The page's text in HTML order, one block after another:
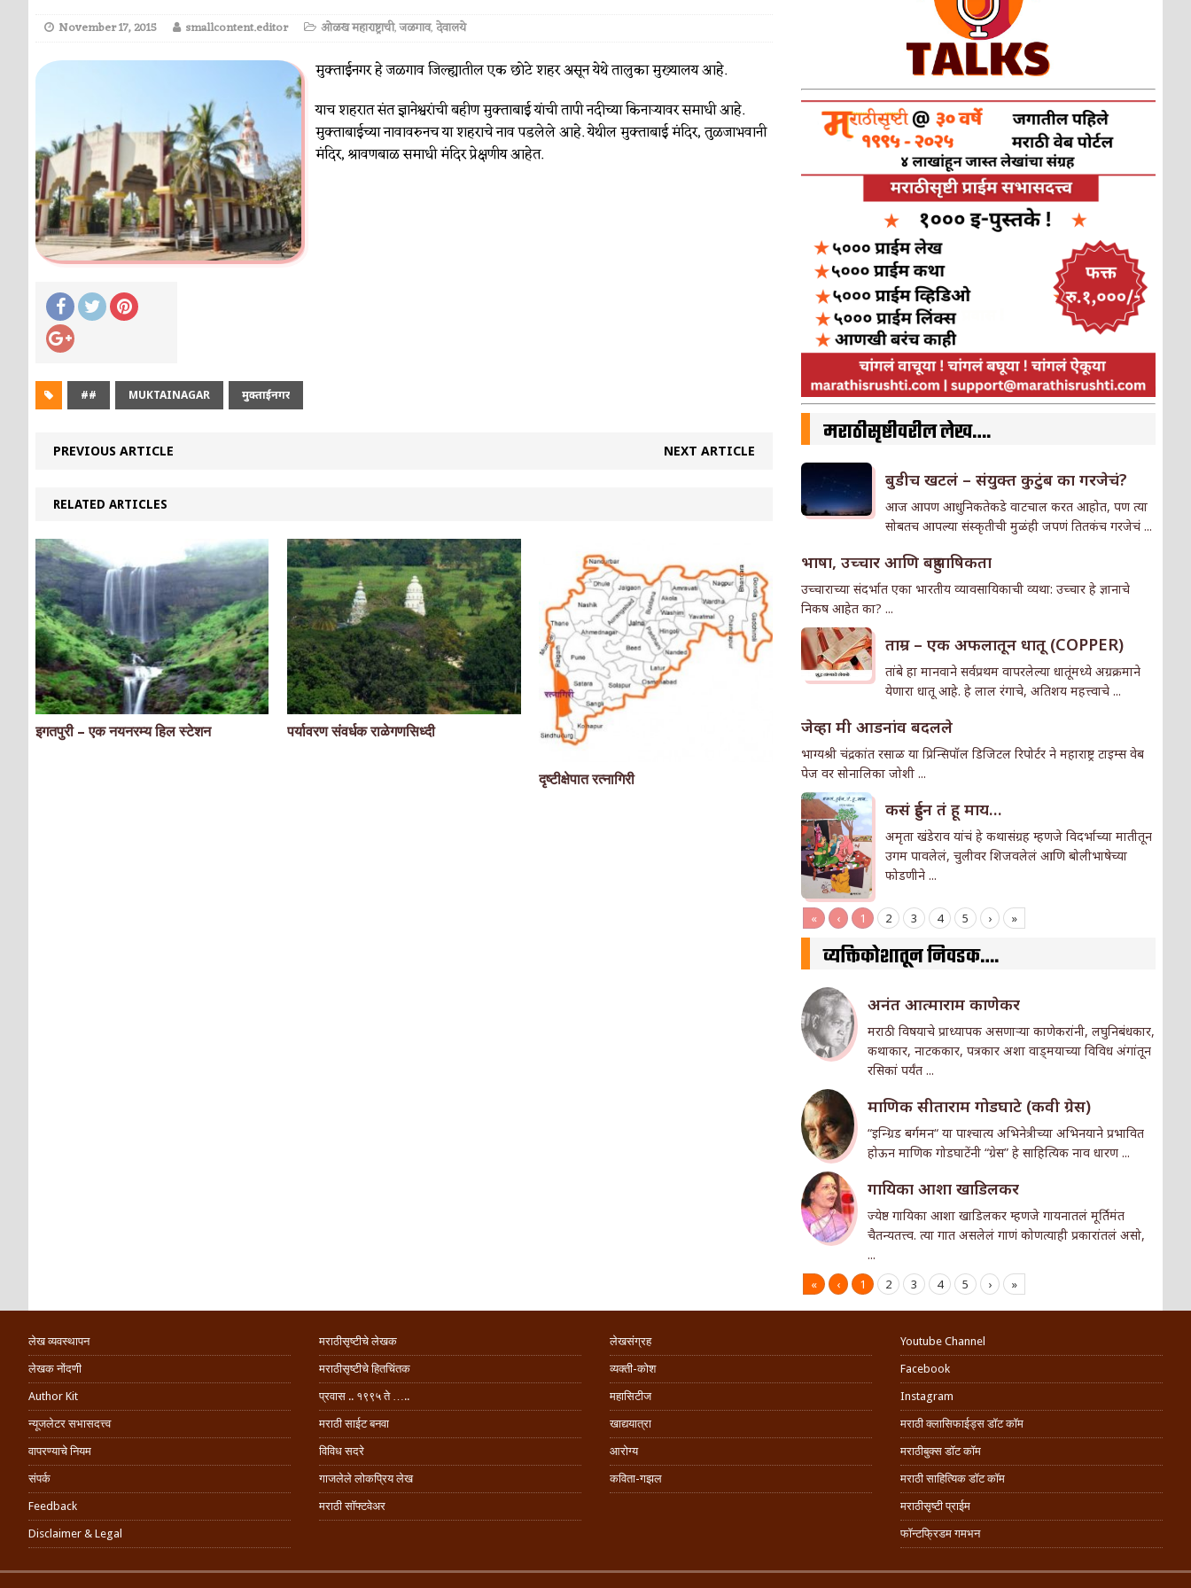
November 17, 2015 smallcontent.editor ओळख महाराष्ट्राची,जळगाव,देवालये
मुक्ताईनगर हे जळगाव जिल्ह्यातील एक छोटे शहर असून येथे तालुका मुख्यालय आहे.
याच शहरात संत ज्ञानेश्वरांची बहीण मुक्ताबाई यांची तापी नदीच्या किनार्‍यावर समाधी आहे.
मुक्ताबाईच्या नावावरुनच या शहराचे नाव पडलेले आहे. येथील मुक्ताबाई मंदिर, तुळजाभवानी
मंदिर, श्रावणबाळ समाधी मंदिर प्रेक्षणीय आहेत.
## MUKTAINAGAR मुक्ताईनगर
PREVIOUS ARTICLE NEXT ARTICLE
RELATED ARTICLES
इगतपुरी – एक नयनरम्य हिल स्टेशन पर्यावरण संवर्धक राळेगणसिध्दी
दृष्टीक्षेपात रत्नागिरी
मराठीसृष्टीवरील लेख….
बुडीच खटलं – संयुक्त कुटुंब का गरजेचं?
आज आपण आधुनिकतेकडे वाटचाल करत आहोत, पण त्या
सोबतच आपल्या संस्कृतीची मुळंही जपणं तितकंच गरजेचं ...
भाषा, उच्चार आणि बहुभाषिकता
उच्चाराच्या संदर्भात एका भारतीय व्यावसायिकाची व्यथा: उच्चार हे ज्ञानाचे
निकष आहेत का? ...
ताम्र – एक अफलातून धातू (COPPER)
तांबे हा मानवाने सर्वप्रथम वापरलेल्या धातूंमध्ये अग्रक्रमाने
येणारा धातू आहे. हे लाल रंगाचे, अतिशय महत्त्वाचे ...
जेव्हा मी आडनांव बदलले
भाग्यश्री चंद्रकांत रसाळ या प्रिन्सिपॉल डिजिटल रिपोर्टर ने महाराष्ट्र टाइम्स वेब
पेज वर सोनालिका जोशी ...
कसं हुईन तं हू माय…
अमृता खंडेराव यांचं हे कथासंग्रह म्हणजे विदर्भाच्या मातीतून
उगम पावलेलं, चुलीवर शिजवलेलं आणि बोलीभाषेच्या
फोडणीने ...
« ‹ 1 2 3 4 5 › »
व्यक्तिकोशातून निवडक….
अनंत आत्माराम काणेकर
मराठी विषयाचे प्राध्यापक असणार्‍या काणेकरांनी, लघुनिबंधकार,
कथाकार, नाटककार, पत्रकार अशा वाड्मयाच्या विविध अंगांतून
रसिकां पर्यंत ...
माणिक सीताराम गोडघाटे (कवी ग्रेस)
“इन्ग्रिड बर्गमन“ या पाश्चात्य अभिनेत्रीच्या अभिनयाने प्रभावित
होऊन माणिक गोडघाटेंनी “ग्रेस” हे साहित्यिक नाव धारण ...
गा‌यिका आशा खाडिलकर
ज्येष्ठ गा‌यिका आशा खाडिलकर म्हणजे गायनातलं मूर्तिमंत
चैतन्यतत्त्व. त्या गात असलेलं गाणं कोणत्याही प्रकारांतलं असो,
...
« ‹ 1 2 3 4 5 › »
लेख व्यवस्थापन
लेखक नोंदणी
Author Kit
न्यूजलेटर सभासदत्त्व
वापरण्याचे नियम
संपर्क
Feedback
Disclaimer & Legal
मराठीसृष्टीचे लेखक
मराठीसृष्टीचे हितचिंतक
प्रवास .. १९९५ ते …..
मराठी साईट बनवा
विविध सदरे
गाजलेले लोकप्रिय लेख
मराठी सॉफ्टवेअर
लेखसंग्रह
व्यक्ती-कोश
महासिटीज
खाद्ययात्रा
आरोग्य
कविता-गझल
Youtube Channel
Facebook
Instagram
मराठी क्लासिफाईड्स डॉट कॉम
मराठीबुक्स डॉट कॉम
मराठी साहित्यिक डॉट कॉम
मराठीसृष्टी प्राईम
फॉन्टफ्रिडम गमभन